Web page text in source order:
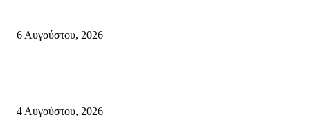
6 Αυγούστου, 2026
4 Αυγούστου, 2026